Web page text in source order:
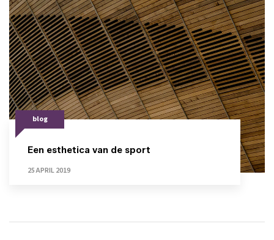
blog
Een esthetica van de sport
25 APRIL 2019